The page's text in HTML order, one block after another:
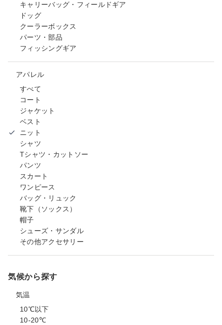
キャリーバッグ・フィールドギア
ドッグ
クーラーボックス
パーツ・部品
フィッシングギア
アパレル
すべて
コート
ジャケット
ベスト
ニット
シャツ
Tシャツ・カットソー
パンツ
スカート
ワンピース
バッグ・リュック
靴下（ソックス）
帽子
シューズ・サンダル
その他アクセサリー
気候から探す
気温
10℃以下
10-20℃